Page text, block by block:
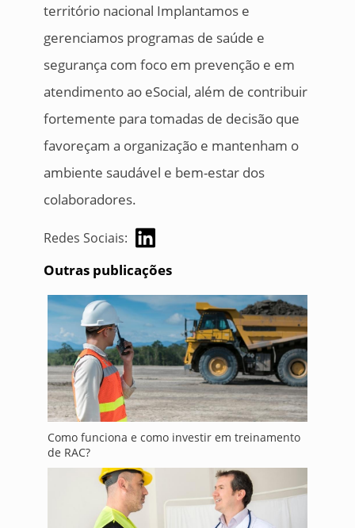
território nacional Implantamos e
gerenciamos programas de saúde e
segurança com foco em prevenção e em
atendimento ao eSocial, além de contribuir
fortemente para tomadas de decisão que
favoreçam a organização e mantenham o
ambiente saudável e bem-estar dos
colaboradores.
Redes Sociais:
Outras publicações
Como funciona e como investir em treinamento
de RAC?